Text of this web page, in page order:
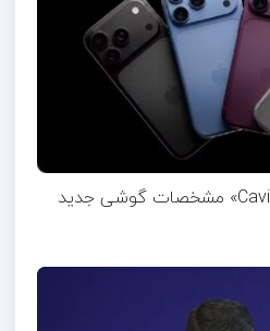
این آیفون ۱۸ است؟ / «Caviar» مشخصات گوشی جدید